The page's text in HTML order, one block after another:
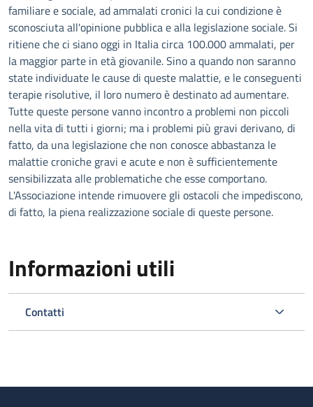
familiare e sociale, ad ammalati cronici la cui condizione è
sconosciuta all'opinione pubblica e alla legislazione sociale. Si
ritiene che ci siano oggi in Italia circa 100.000 ammalati, per
la maggior parte in età giovanile. Sino a quando non saranno
state individuate le cause di queste malattie, e le conseguenti
terapie risolutive, il loro numero è destinato ad aumentare.
Tutte queste persone vanno incontro a problemi non piccoli
nella vita di tutti i giorni; ma i problemi più gravi derivano, di
fatto, da una legislazione che non conosce abbastanza le
malattie croniche gravi e acute e non è sufficientemente
sensibilizzata alle problematiche che esse comportano.
L'Associazione intende rimuovere gli ostacoli che impediscono,
di fatto, la piena realizzazione sociale di queste persone.
Informazioni utili
Contatti